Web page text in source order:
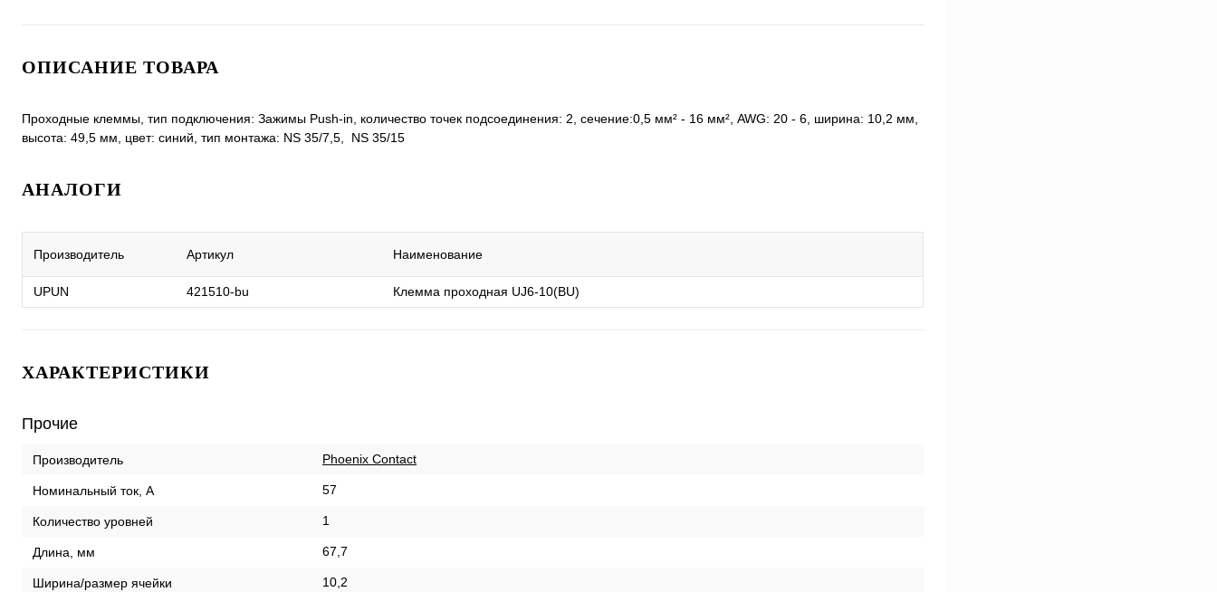
ОПИСАНИЕ ТОВАРА
Проходные клеммы, тип подключения: Зажимы Push-in, количество точек подсоединения: 2, cечение:0,5 мм² - 16 мм², AWG: 20 - 6, ширина: 10,2 мм,
высота: 49,5 мм, цвет: синий, тип монтажа: NS 35/7,5, NS 35/15
АНАЛОГИ
Производитель Артикул Наименование
UPUN 421510-bu Клемма проходная UJ6-10(BU)
ХАРАКТЕРИСТИКИ
Прочие
Производитель Phoenix Contact
Номинальный ток, А 57
Количество уровней 1
Длина, мм 67,7
Ширина/размер ячейки 10,2